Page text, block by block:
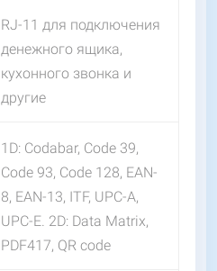
RJ-11 для подключения
денежного ящика,
кухонного звонка и
другие
1D: Codabar, Code 39,
Code 93, Code 128, EAN-
8, EAN-13, ITF, UPC-A,
UPC-E. 2D: Data Matrix,
PDF417, QR code